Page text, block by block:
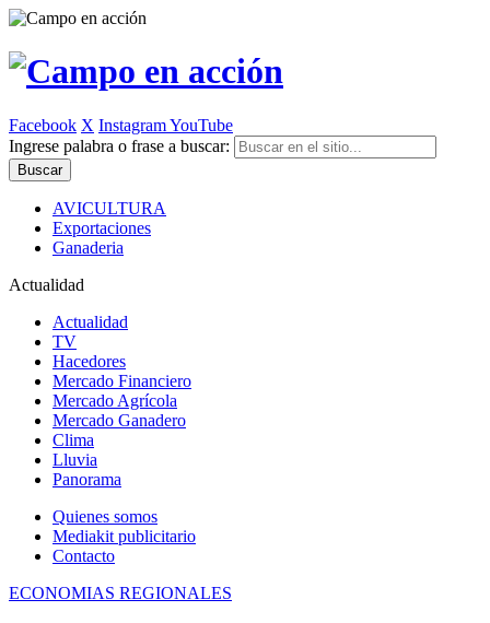
Facebook X InstagramYouTube
Ingrese palabra o frase a buscar:
AVICULTURA
Exportaciones
Ganaderia
Actualidad
Actualidad
TV
Hacedores
Mercado Financiero
Mercado Agrícola
Mercado Ganadero
Clima
Lluvia
Panorama
Quienes somos
Mediakit publicitario
Contacto
ECONOMIAS REGIONALES